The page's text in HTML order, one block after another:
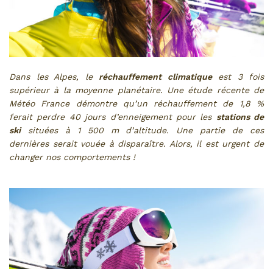
Dans les Alpes, le réchauffement climatiqueest 3 fois
supérieur à la moyenne planétaire. Une étude récente de
Météo France démontre qu’un réchauffement de 1,8 %
ferait perdre 40 jours d’enneigement pour les stations de
skisituées à 1 500 m d’altitude. Une partie de ces
dernières serait vouée à disparaître. Alors, il est urgent de
changer nos comportements !